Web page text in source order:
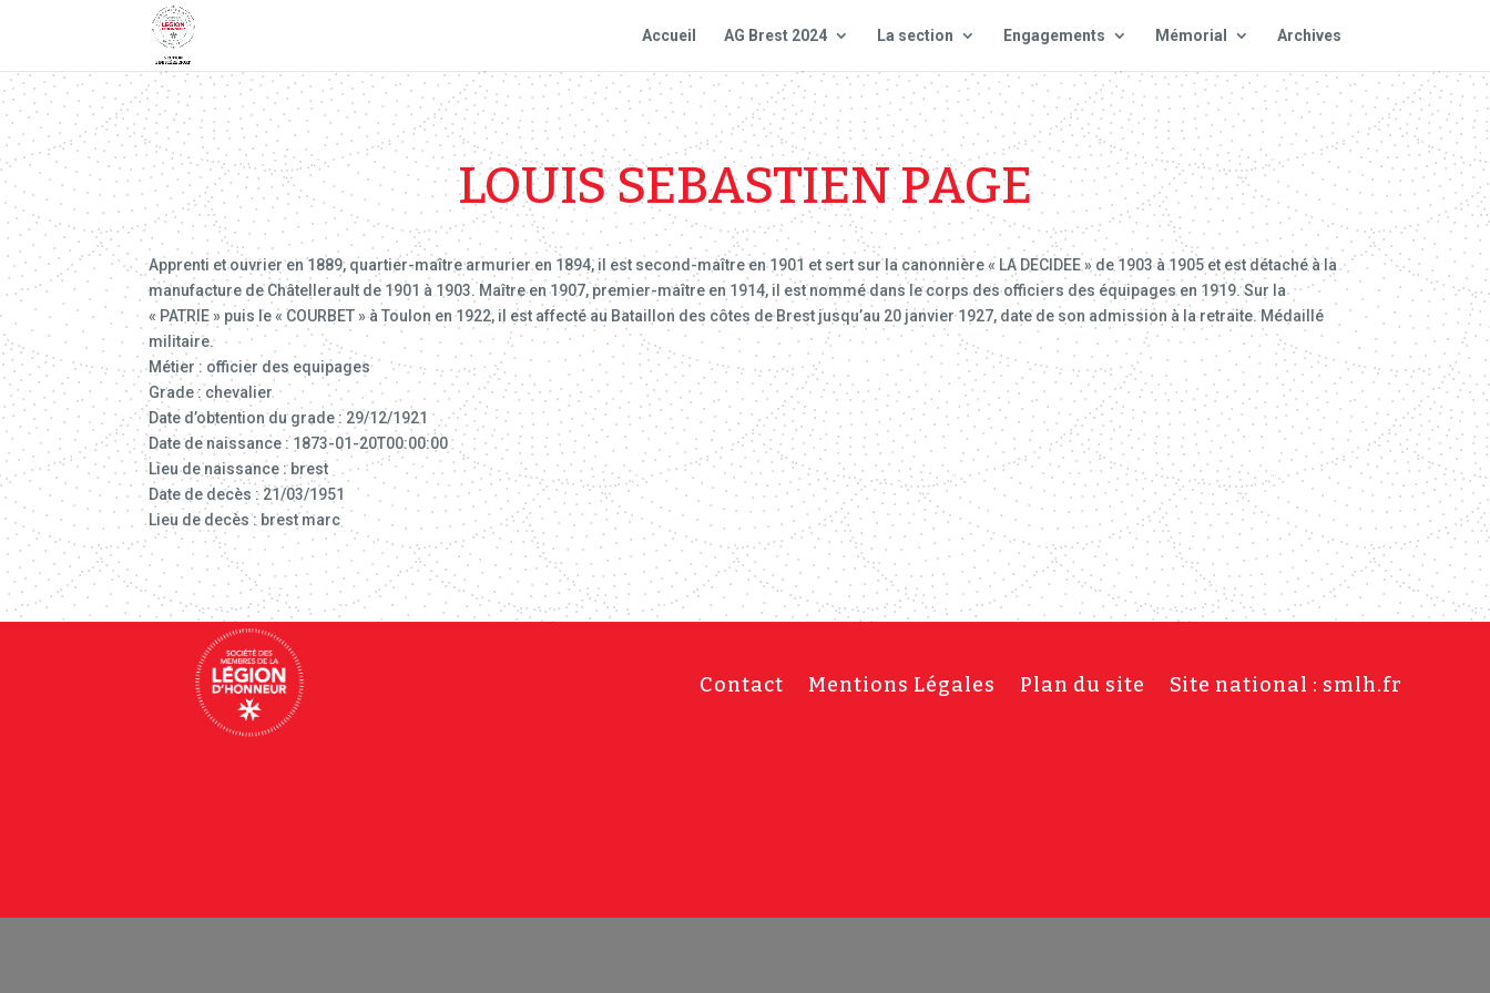
Accueil AG Brest 2024 La section Engagements Mémorial Archives
LOUIS SEBASTIEN PAGE
Apprenti et ouvrier en 1889, quartier-maître armurier en 1894, il est second-maître en 1901 et sert sur la canonnière « LA DECIDEE » de 1903 à 1905 et est détaché à la
manufacture de Châtellerault de 1901 à 1903. Maître en 1907, premier-maître en 1914, il est nommé dans le corps des officiers des équipages en 1919. Sur la
« PATRIE » puis le « COURBET » à Toulon en 1922, il est affecté au Bataillon des côtes de Brest jusqu’au 20 janvier 1927, date de son admission à la retraite. Médaillé
militaire.
Métier : officier des equipages
Grade : chevalier
Date d’obtention du grade : 29/12/1921
Date de naissance : 1873-01-20T00:00:00
Lieu de naissance : brest
Date de decès : 21/03/1951
Lieu de decès : brest marc
Contact Mentions Légales Plan du site Site national : smlh.fr